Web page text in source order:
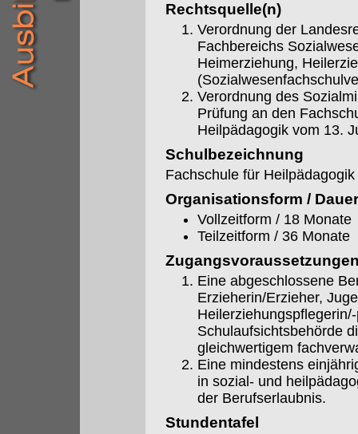
Rechtsquelle(n)
Verordnung der
Fachbereichs
Heimerziehung,
Verordnung des
Prüfung an den
Heilpädagogik vom 13.
Schulbezeichnung
Fachschule für Heilpädagogik
Organisationsform / Dauer
Vollzeitform / 18 Monate
Teilzeitform / 36 Monate
Eine abgeschlossene
Erzieherin/Erzieher,
Schulaufsichtsbehörde
gleichwertigem
Eine mindestens
in sozial- und
der Berufserlaubnis.
Stundentafel